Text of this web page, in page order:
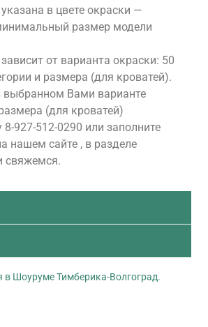
в цвете окраски —
размер модели
от варианта окраски: 50
и размера (для кроватей).
Вами варианте
(для кроватей)
927-512-0290 или заполните
нашем сайте , в разделе
свяжемся.
в Шоуруме Тимберика-Волгоград.